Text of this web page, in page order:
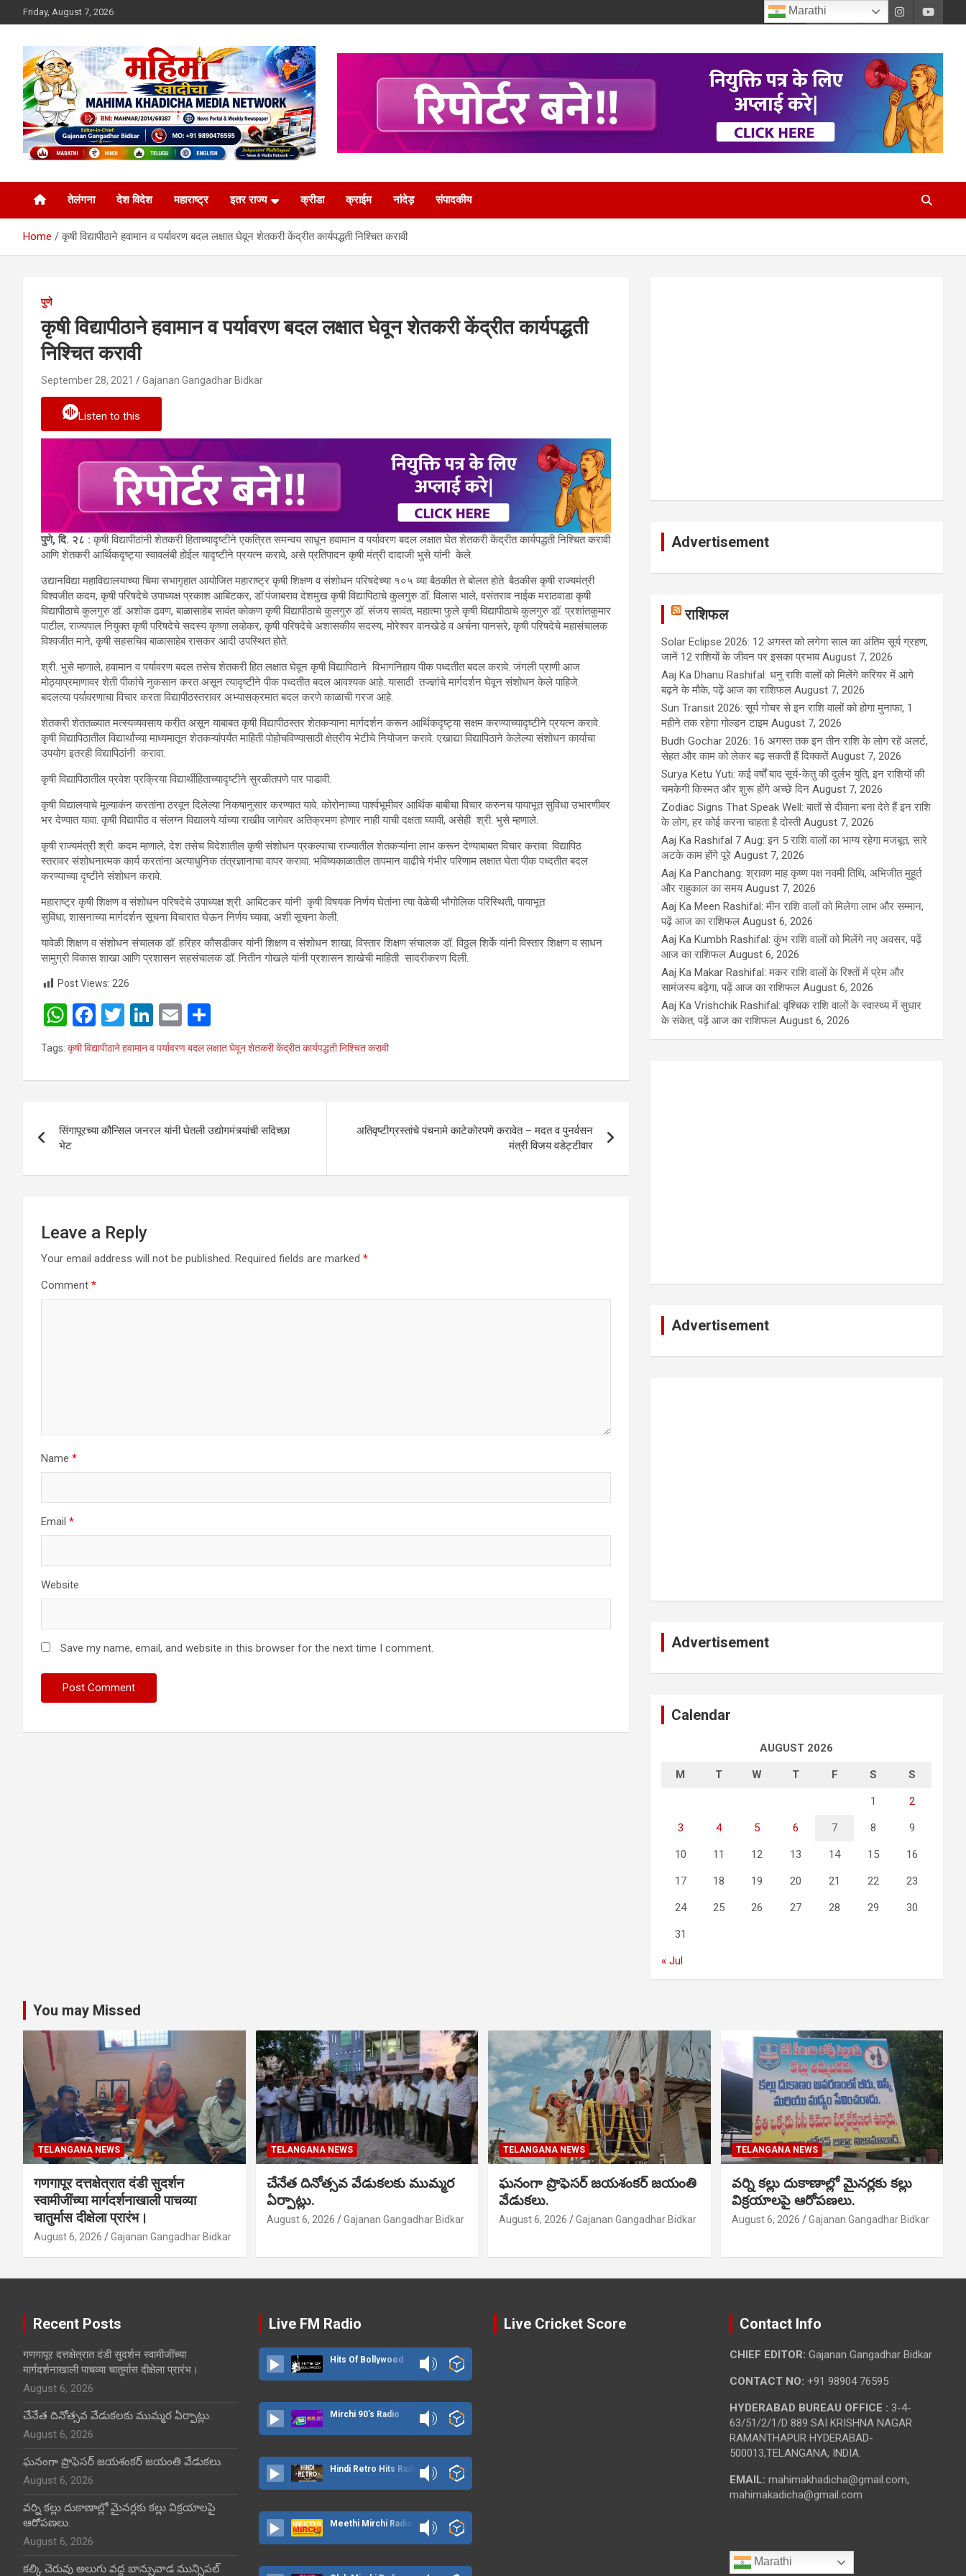
to
Friday, August 7, 2026
Mahimakhadicha
तेलंगना देश विदेश महाराष्ट्र इतर राज्य क्रीडा क्राईम नांदेड़ संपादकीय
Home कृषी विद्यापीठाने हवामान व पर्यावरण बदल लक्षात घेवून शेतकरी केंद्रीत कार्यपद्धती निश्चित करावी
पुणे
कृषी विद्यापीठाने हवामान व पर्यावरण बदल लक्षात घेवून शेतकरी केंद्रीत कार्यपद्धती
निश्चित करावी
September 28, 2021 Gajanan Gangadhar Bidkar
Listen to this
पुणे, दि. २८ : कृषी विद्यापीठांनी शेतकरी हिताच्यादृष्टीने एकत्रित समन्वय साधून हवामान व पर्यावरण बदल लक्षात घेत शेतकरी केंद्रीत कार्यपद्धती निश्चित करावी
आणि शेतकरी आर्थिकदृष्ट्या स्वावलंबी होईल यादृष्टीने प्रयत्न करावे, असे प्रतिपादन कृषी मंत्री दादाजी भुसे यांनी केले.
उद्यानविद्या महाविद्यालयाच्या चिमा सभागृहात आयोजित महाराष्ट्र कृषी शिक्षण व संशोधन परिषदेच्या १०५ व्या बैठकीत ते बोलत होते. बैठकीस कृषी राज्यमंत्री
विश्वजीत कदम, कृषी परिषदेचे उपाध्यक्ष प्रकाश आबिटकर, डॉ.पंजाबराव देशमुख कृषी विद्यापिठाचे कुलगुरु डॉ. विलास भाले, वसंतराव नाईक मराठवाडा कृषी
विद्यापीठाचे कुलगुरु डॉ. अशोक ढवण, बाळासाहेब सावंत कोकण कृषी विद्यापीठाचे कुलगुरु डॉ. संजय सावंत, महात्मा फुले कृषी विद्यापीठाचे कुलगुरु डॉ. प्रशांतकुमार
पाटील, राज्यपाल नियुक्त कृषी परिषदेचे सदस्य कृष्णा लव्हेकर, कृषी परिषदेचे अशासकीय सदस्य, मोरेश्वर वानखेडे व अर्चना पानसरे, कृषी परिषदेचे महासंचालक
विश्वजीत माने, कृषी सहसचिव बाळासाहेब रासकर आदी उपस्थित होते.
श्री. भुसे म्हणाले, हवामान व पर्यावरण बदल तसेच शेतकरी हित लक्षात घेवून कृषी विद्यापिठाने विभागनिहाय पीक पध्दतीत बदल करावे. जंगली प्राणी आज
मोठ्याप्रमाणावर शेती पीकांचे नुकसान करत असून त्यादृष्टीने पीक पध्दतीत बदल आवश्यक आहे. यासाठी तज्ज्ञांचे मार्गदर्शन घेवून संशोधन केले पाहिजे.
बदलत्या पर्यावरणाचा विचार करता विद्यापीठस्तरावर अभ्यासक्रमात बदल करणे काळाची गरज आहे.
शेतकरी शेततळ्यात मत्स्यव्यवसाय करीत असून याबाबत कृषी विद्यापीठस्तर शेतकऱ्याना मार्गदर्शन करून आर्थिकदृष्ट्या सक्षम करण्याच्यादृष्टीने प्रयत्न करावे.
कृषी विद्यापिठातील विद्यार्थांच्या माध्यमातून शेतकऱ्यांपर्यंत माहिती पोहोचविण्यासाठी क्षेत्रीय भेटीचे नियोजन करावे. एखाद्या विद्यापिठाने केलेल्या संशोधन कार्याचा
उपयोग इतरही विद्यापिठांनी करावा.
कृषी विद्यापिठातील प्रवेश प्रक्रिया विद्यार्थीहिताच्यादृष्टीने सुरळीतपणे पार पाडावी.
कृषी विद्यालयाचे मूल्याकंन करतांना ठरवून दिलेल्या निकषानुसार करण्यात यावे. कोरोनाच्या पार्श्वभूमीवर आर्थिक बाबीचा विचार करुनच पायाभूत सुविधा उभारणीवर
भर देण्यात यावा. कृषी विद्यापीठ व संलग्न विद्यालये यांच्या राखीव जागेवर अतिक्रमण होणार नाही याची दक्षता घ्यावी, असेही श्री. भुसे म्हणाले.
कृषी राज्यमंत्री श्री. कदम म्हणाले, देश तसेच विदेशातील कृषी संशोधन प्रकल्पाचा राज्यातील शेतकऱ्यांना लाभ करून देण्याबाबत विचार करावा. विद्यापिठ
स्तरावर संशोधनात्मक कार्य करतांना अत्याधुनिक तंत्रज्ञानाचा वापर करावा. भविष्यकाळातील तापमान वाढीचे गंभीर परिणाम लक्षात घेता पीक पध्दतीत बदल
करण्याच्या दृष्टीने संशोधन करावे.
महाराष्ट्र कृषी शिक्षण व संशोधन परिषदेचे उपाध्यक्ष श्री. आबिटकर यांनी कृषी विषयक निर्णय घेतांना त्या वेळेची भौगोलिक परिस्थिती, पायाभूत
सुविधा, शासनाच्या मार्गदर्शन सूचना विचारात घेऊन निर्णय घ्यावा, अशी सूचना केली.
यावेळी शिक्षण व संशोधन संचालक डॉ. हरिहर कौसडीकर यांनी शिक्षण व संशोधन शाखा, विस्तार शिक्षण संचालक डॉ. विठ्ठल शिर्के यांनी विस्तार शिक्षण व साधन
सामुग्री विकास शाखा आणि प्रशासन सहसंचालक डॉ. नितीन गोखले यांनी प्रशासन शाखेची माहिती सादरीकरण दिली.
Post Views: 226
W
h
at
s
p
p
F
a
ce
b
o
T
tt
er
Li
ke
dI
E
ail ar
e
Tags: कृषी विद्यापीठाने हवामान व पर्यावरण बदल लक्षात घेवून शेतकरी केंद्रीत कार्यपद्धती निश्चित करावी
navigation
सिंगापूरच्या कौन्सिल जनरल यांनी घेतली उद्योगमंत्र्यांची सदिच्छा
भेट
अतिवृष्टीग्रस्तांचे पंचनामे काटेकोरपणे करावेत – मदत व पुनर्वसन
मंत्री विजय वडेट्टीवार
Leave a Reply
Your email address will not be published. Required fields are marked *
Comment *
Name *
Email *
Website
Save my name, email, and website in this browser for the next time I comment.
Advertisement
राशिफल
Solar Eclipse 2026: 12 अगस्त को लगेगा साल का अंतिम सूर्य ग्रहण,
जानें 12 राशियों के जीवन पर इसका प्रभाव August 7, 2026
Aaj Ka Dhanu Rashifal: धनु राशि वालों को मिलेंगे करियर में आगे
बढ़ने के मौके, पढ़ें आज का राशिफल August 7, 2026
Sun Transit 2026: सूर्य गोचर से इन राशि वालों को होगा मुनाफा, 1
महीने तक रहेगा गोल्डन टाइम August 7, 2026
Budh Gochar 2026: 16 अगस्त तक इन तीन राशि के लोग रहें अलर्ट,
सेहत और काम को लेकर बढ़ सकती हैं दिक्कतें August 7, 2026
Surya Ketu Yuti: कई वर्षों बाद सूर्य-केतु की दुर्लभ युति, इन राशियों की
चमकेगी किस्मत और शुरू होंगे अच्छे दिन August 7, 2026
Zodiac Signs That Speak Well: बातों से दीवाना बना देते हैं इन राशि
के लोग, हर कोई करना चाहता है दोस्ती August 7, 2026
Aaj Ka Rashifal 7 Aug: इन 5 राशि वालों का भाग्य रहेगा मजबूत, सारे
अटके काम होंगे पूरे August 7, 2026
Aaj Ka Panchang: श्रावण माह कृष्ण पक्ष नवमी तिथि, अभिजीत मुहूर्त
और राहुकाल का समय August 7, 2026
Aaj Ka Meen Rashifal: मीन राशि वालों को मिलेगा लाभ और सम्मान,
पढ़ें आज का राशिफल August 6, 2026
Aaj Ka Kumbh Rashifal: कुंभ राशि वालों को मिलेंगे नए अवसर, पढ़ें
आज का राशिफल August 6, 2026
Aaj Ka Makar Rashifal: मकर राशि वालों के रिश्तों में प्रेम और
सामंजस्य बढ़ेगा, पढ़ें आज का राशिफल August 6, 2026
Aaj Ka Vrishchik Rashifal: वृश्चिक राशि वालों के स्वास्थ्य में सुधार
के संकेत, पढ़ें आज का राशिफल August 6, 2026
Advertisement
Advertisement
Calendar
AUGUST 2026
M T W T F S S
1 2
3 4 5 6 7 8 9
10 11 12 13 14 15 16
17 18 19 20 21 22 23
24 25 26 27 28 29 30
31
« Jul
You may Missed
TELANGANA NEWS
गणगापूर दत्तक्षेत्रात दंडी सुदर्शन
स्वामीजींच्या मार्गदर्शनाखाली पाचव्या
चातुर्मास दीक्षेला प्रारंभ।
August 6, 2026 Gajanan Gangadhar Bidkar
TELANGANA NEWS
చేనేత దినోత్సవ వేడుకలకు ముమ్మర
ఏర్పాట్లు.
August 6, 2026 Gajanan Gangadhar Bidkar
TELANGANA NEWS
ఘనంగా ప్రొఫెసర్ జయశంకర్ జయంతి
వేడుకలు.
August 6, 2026 Gajanan Gangadhar Bidkar
TELANGANA NEWS
వర్ని కల్లు దుకాణాల్లో మైనర్లకు కల్లు
విక్రయాలపై ఆరోపణలు.
August 6, 2026 Gajanan Gangadhar Bidkar
Recent Posts
गणगापूर दत्तक्षेत्रात दंडी सुदर्शन स्वामीजींच्या
मार्गदर्शनाखाली पाचव्या चातुर्मास दीक्षेला प्रारंभ।
August 6, 2026
చేనేత దినోత్సవ వేడుకలకు ముమ్మర ఏర్పాట్లు.
August 6, 2026
ఘనంగా ప్రొఫెసర్ జయశంకర్ జయంతి వేడుకలు.
August 6, 2026
వర్ని కల్లు దుకాణాల్లో మైనర్లకు కల్లు విక్రయాలపై
ఆరోపణలు.
August 6, 2026
కల్కి చెరువు అలుగు వద్ద బాన్సువాడ మున్సిపల్
Live FM Radio
Hits Of Bollywood
Mirchi 90's Radio
Hindi Retro Hits Radio
Meethi Mirchi Radio
Live Cricket Score Contact Info
CHIEF EDITOR: Gajanan Gangadhar Bidkar
CONTACT NO: +91 98904 76595
HYDERABAD BUREAU OFFICE : 3-4-
63/51/2/1/D 889 SAI KRISHNA NAGAR
RAMANTHAPUR HYDERABAD-
500013,TELANGANA, INDIA.
EMAIL: mahimakhadicha@gmail.com,
mahimakadicha@gmail.com
Marathi
Marathi